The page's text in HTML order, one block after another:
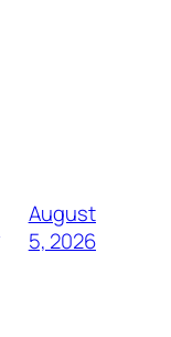
August
5, 2026